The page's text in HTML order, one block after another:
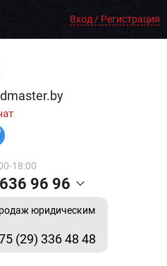
Вход / Регистрация
18:00
636 96 96
юридическим
(29) 336 48 48